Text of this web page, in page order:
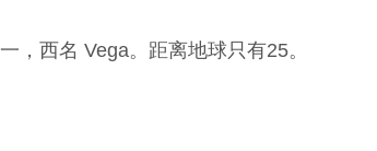
，西名 Vega。距离地球只有25。